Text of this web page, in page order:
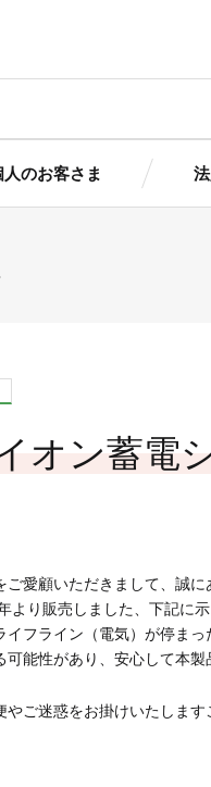
人のお客さま
簡単シミュレーション
オン蓄電
愛顧いただきまして、誠に
より販売しました、下記に
イフライン（電気）が停ま
可能性があり、安心して本
ご迷惑をお掛けいたします